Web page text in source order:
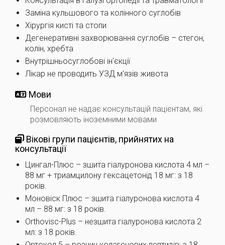
Заміна кульшового та колінного суглобів
Хірургія кисті та стопи
Дегенеративні захворювання суглобів – стегон,
колін, хребта
Внутрішньосуглобові ін'єкції
Лікар не проводить УЗД м'язів живота
Мови
Персонал не надає консультацій пацієнтам, які
розмовляють іноземними мовами
Вікові групи пацієнтів, прийнятих на
консультації
Цингал-Плюс – зшита гіалуронова кислота 4 мл –
88 мг + триамцилону гексацетонід 18 мг: з 18
років.
Моновіск Плюс – зшита гіалуронова кислота 4
мл – 88 мг: з 18 років.
Orthovisc-Plus – незшита гіалуронова кислота 2
мл: з 18 років.